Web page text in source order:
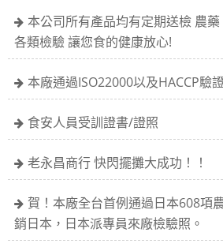
本公司所有產品均有定期送檢 農
各類檢驗 讓您食的健康放心!
本廠通過ISO22000以及HACCP驗
食安人員受訓證書/證照
老永昌商行 快閃擺攤大成功！！
賀！本廠全台首例通過日本608項
銷日本，日本派專員來廠檢驗照。